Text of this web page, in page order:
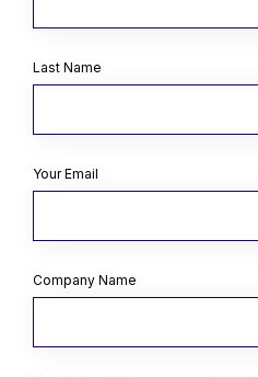
Last Name
Your Email
Company Name